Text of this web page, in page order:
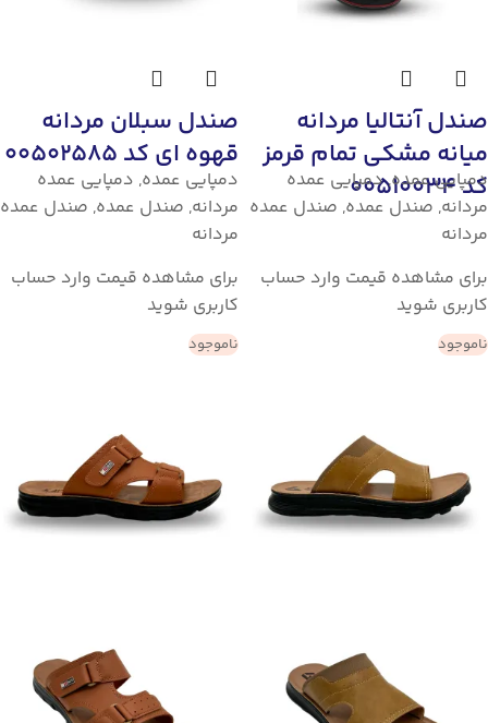
صندل آنتالیا مردانه
میانه مشکی تمام قرمز
کد 00510034
دمپایی عمده,دمپایی عمده
مردانه, صندل عمده, صندل عمده
مردانه
برای مشاهده قیمت وارد حساب
کاربری شوید
صندل سبلان مردانه
قهوه ای کد 00502585
دمپایی عمده, دمپایی عمده
مردانه, صندل عمده, صندل عمده
مردانه
برای مشاهده قیمت وارد حساب
کاربری شوید
ناموجود ناموجود